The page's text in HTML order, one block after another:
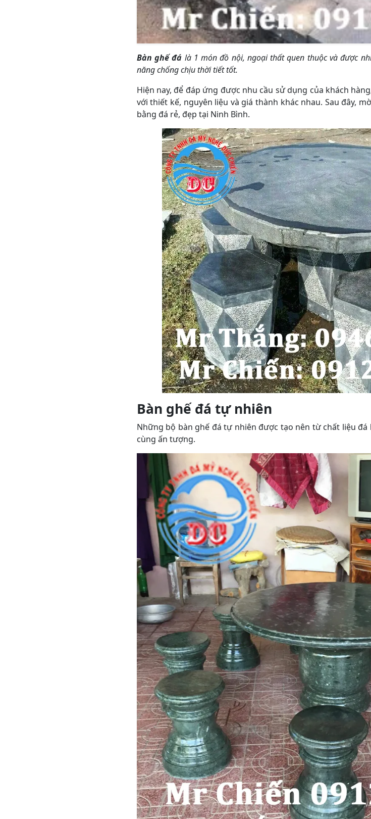
Bàn ghế đá là 1 món đồ nội, ngoại thất quen thuộc và được
năng chống chịu thời tiết tốt.
Hiện nay, để đáp ứng được nhu cầu sử dụng của khách
với thiết kế, nguyên liệu và giá thành khác nhau. Sau đây,
bằng đá rẻ, đẹp tại Ninh Bình.
Bàn ghế đá tự nhiên
Những bộ bàn ghế đá tự nhiên được tạo nên từ chất liệu
cùng ấn tượng.